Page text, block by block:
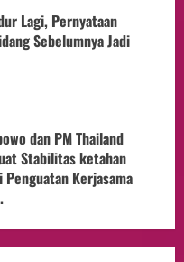
dan PM Thailand
Stabilitas ketahan
Kerjasama
Jakarta Pusat
Isbat Nikah bagi